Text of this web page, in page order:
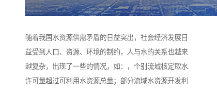
随着我国水资源供需矛盾的日益突出，社会经济发展日
益受到人口、资源、环境的制约，人与水的关系也越来
越复杂，出现了一些的情况，如：，个别流域核定取水
许可量超过可利用水资源总量；部分流域水资源开发利